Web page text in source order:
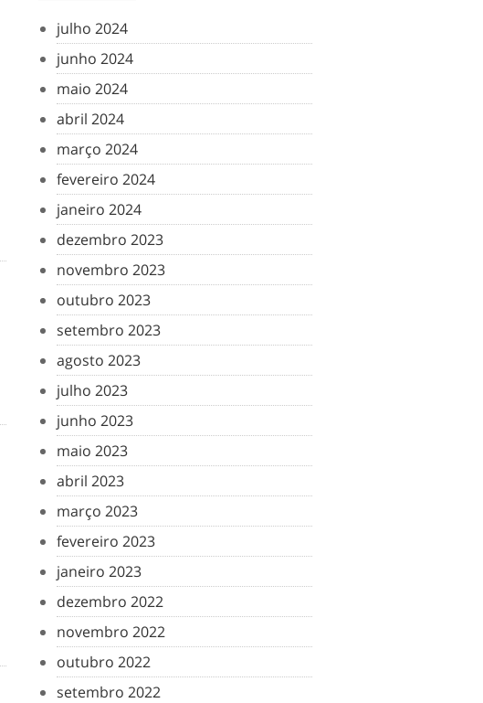
julho 2024
junho 2024
maio 2024
abril 2024
março 2024
fevereiro 2024
janeiro 2024
dezembro 2023
novembro 2023
outubro 2023
setembro 2023
agosto 2023
julho 2023
junho 2023
maio 2023
abril 2023
março 2023
fevereiro 2023
janeiro 2023
dezembro 2022
novembro 2022
outubro 2022
setembro 2022